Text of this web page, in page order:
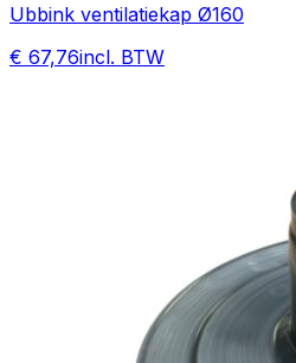
Ubbink ventilatiekap Ø160
€ 67,76incl. BTW